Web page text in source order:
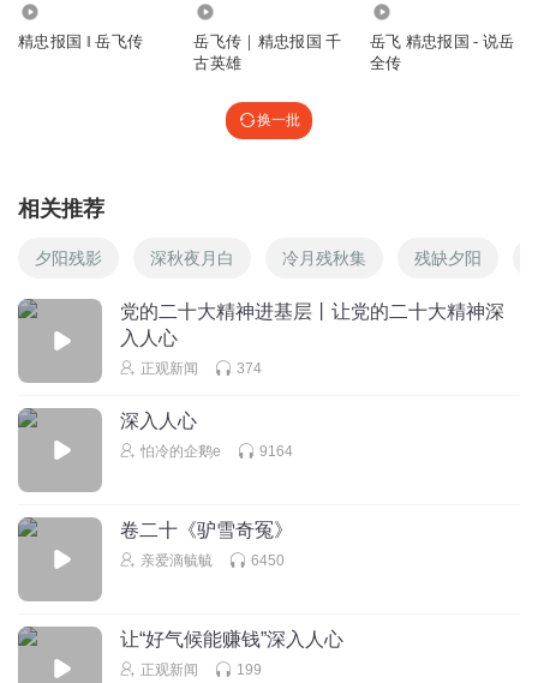
精忠报国 ‖ 岳飞传
岳飞传｜精忠报国 千
古英雄
岳飞 精忠报国 - 说岳
全传
换一批
相关推荐
夕阳残影 深秋夜月白 冷月残秋集 残缺夕阳
党的二十大精神进基层丨让党的二十大精神深
入人心
正观新闻 374
深入人心
怕冷的企鹅e 9164
卷二十《驴雪奇冤》
亲爱滴毓毓 6450
让“好气候能赚钱”深入人心
正观新闻 199